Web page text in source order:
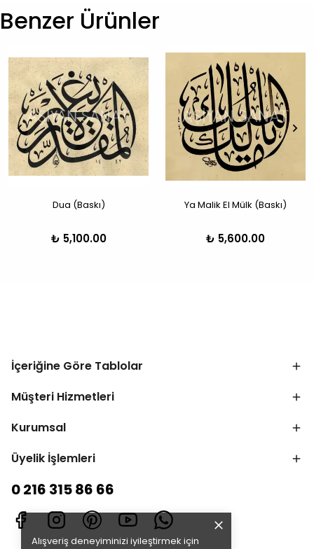
Alışveriş deneyiminizi iyileştirmek için
Benzer Ürünler
Dua (Baskı)
₺ 5,100.00
Ya Malik El Mülk (Baskı)
₺ 5,600.00
İçeriğine Göre Tablolar
Müşteri Hizmetleri
Kurumsal
Üyelik İşlemleri
0 216 315 86 66